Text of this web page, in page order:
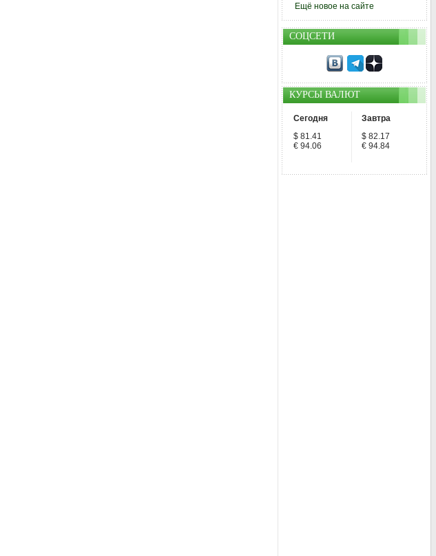
Ещё новое на сайте
СОЦСЕТИ
КУРСЫ ВАЛЮТ
Сегодня
$ 81.41
€ 94.06
Завтра
$ 82.17
€ 94.84